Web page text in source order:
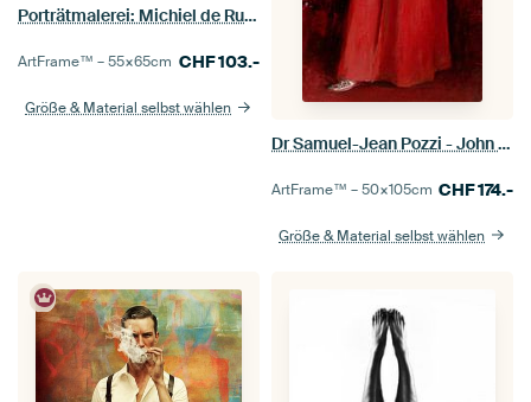
Porträtmalerei: Michiel de Ruyter als Leutnant Admiral, Ferdinand Bol, 1667
ArtFrame™ –55×65cm CHF103.-
Größe & Material selbst wählen
Dr Samuel-Jean Pozzi - John Singer Sargent
ArtFrame™ –50×105cm CHF174.-
Größe & Material selbst wählen